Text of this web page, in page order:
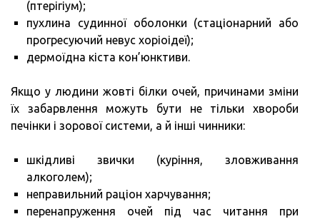
(птерігіум);
пухлина судинної оболонки (стаціонарний або
прогресуючий невус хоріоідеї);
дермоїдна кіста кон’юнктиви.
Якщо у людини жовті білки очей, причинами зміни
їх забарвлення можуть бути не тільки хвороби
печінки і зорової системи, а й інші чинники:
шкідливі звички (куріння, зловживання
алкоголем);
неправильний раціон харчування;
перенапруження очей під час читання при